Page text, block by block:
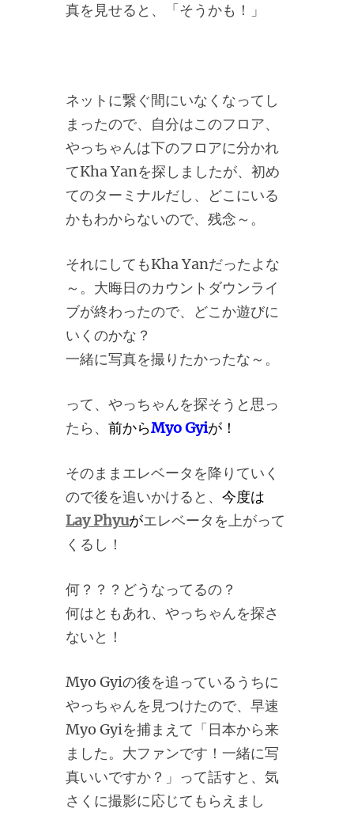
真を見せると、「そうかも！」
ネットに繋ぐ間にいなくなってし
まったので、自分はこのフロア、
やっちゃんは下のフロアに分かれ
てKha Yanを探しましたが、初め
てのターミナルだし、どこにいる
かもわからないので、残念～。
それにしてもKha Yanだったよな
～。大晦日のカウントダウンライ
ブが終わったので、どこか遊びに
いくのかな？
一緒に写真を撮りたかったな～。
って、やっちゃんを探そうと思っ
たら、 前からMyoGyiが！
そのままエレベータを降りていく
ので後を追いかけると、 今度は
Lay Phyuがエレベータを上がって
くるし！
何？？？どうなってるの？
何はともあれ、やっちゃんを探さ
ないと！
Myo Gyiの後を追っているうちに
やっちゃんを見つけたので、早速
Myo Gyiを捕まえて「日本から来
ました。大ファンです！一緒に写
真いいですか？」って話すと、気
さくに撮影に応じてもらえまし